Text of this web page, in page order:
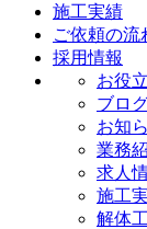
施工実績
ご依頼の流
採用情報
お役
ブロ
お知
業務
求人
施工
解体